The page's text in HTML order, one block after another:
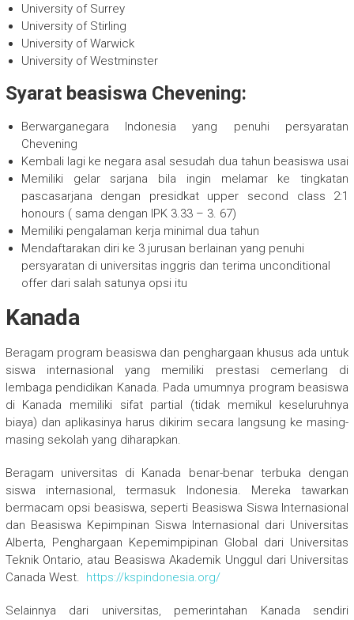
University of Surrey
University of Stirling
University of Warwick
University of Westminster
Syarat beasiswa Chevening:
Berwarganegara Indonesia yang penuhi persyaratan
Chevening
Kembali lagi ke negara asal sesudah dua tahun beasiswa usai
Memiliki gelar sarjana bila ingin melamar ke tingkatan
pascasarjana dengan presidkat upper second class 2:1
honours ( sama dengan IPK 3.33 – 3. 67)
Memiliki pengalaman kerja minimal dua tahun
Mendaftarakan diri ke 3 jurusan berlainan yang penuhi
persyaratan di universitas inggris dan terima unconditional
offer dari salah satunya opsi itu
Kanada
Beragam program beasiswa dan penghargaan khusus ada untuk
siswa internasional yang memiliki prestasi cemerlang di
lembaga pendidikan Kanada. Pada umumnya program beasiswa
di Kanada memiliki sifat partial (tidak memikul keseluruhnya
biaya) dan aplikasinya harus dikirim secara langsung ke masing-
masing sekolah yang diharapkan.
Beragam universitas di Kanada benar-benar terbuka dengan
siswa internasional, termasuk Indonesia. Mereka tawarkan
bermacam opsi beasiswa, seperti Beasiswa Siswa Internasional
dan Beasiswa Kepimpinan Siswa Internasional dari Universitas
Alberta, Penghargaan Kepemimpipinan Global dari Universitas
Teknik Ontario, atau Beasiswa Akademik Unggul dari Universitas
Canada West. https://kspindonesia.org/
Selainnya dari universitas, pemerintahan Kanada sendiri